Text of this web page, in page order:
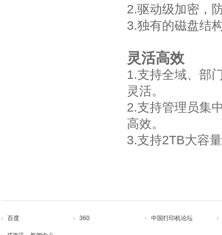
2.驱动级加密，
3.独有的磁盘结
灵活高效
1.支持全域、部
灵活。
2.支持管理员集
高效。
3.支持2TB大容
百度 360 中国打印机论坛